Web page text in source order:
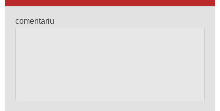
comentariu